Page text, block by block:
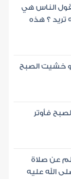
الناس هي
تريد ؟ هذه
خشيت الصبح
فأوتر
عن صلاة
الله عليه